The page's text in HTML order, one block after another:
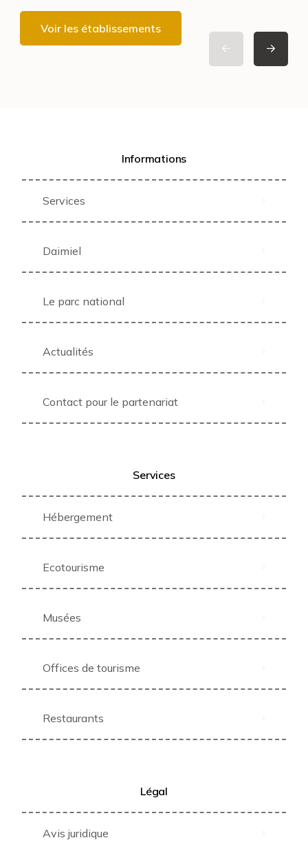
Voir les établissements
Informations
Services
Daimiel
Le parc national
Actualités
Contact pour le partenariat
Services
Hébergement
Ecotourisme
Musées
Offices de tourisme
Restaurants
Légal
Avis juridique